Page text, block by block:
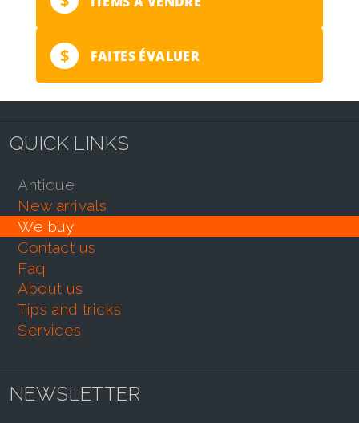
$ FAITES ÉVALUER
QUICK LINKS
antique
new arrivals
we buy
contact us
faq
about us
tips and tricks
services
NEWSLETTER